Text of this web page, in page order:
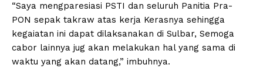
“Saya mengparesiasi PSTI dan seluruh Panitia Pra-
PON sepak takraw atas kerja Kerasnya sehingga
kegaiatan ini dapat dilaksanakan di Sulbar, Semoga
cabor lainnya jug akan melakukan hal yang sama di
waktu yang akan datang,” imbuhnya.